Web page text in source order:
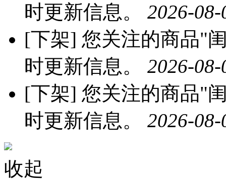
时更新信息。 2026-
[下架] 您关注的商品"
时更新信息。 2026-
[下架] 您关注的商品"
时更新信息。 2026-
收起